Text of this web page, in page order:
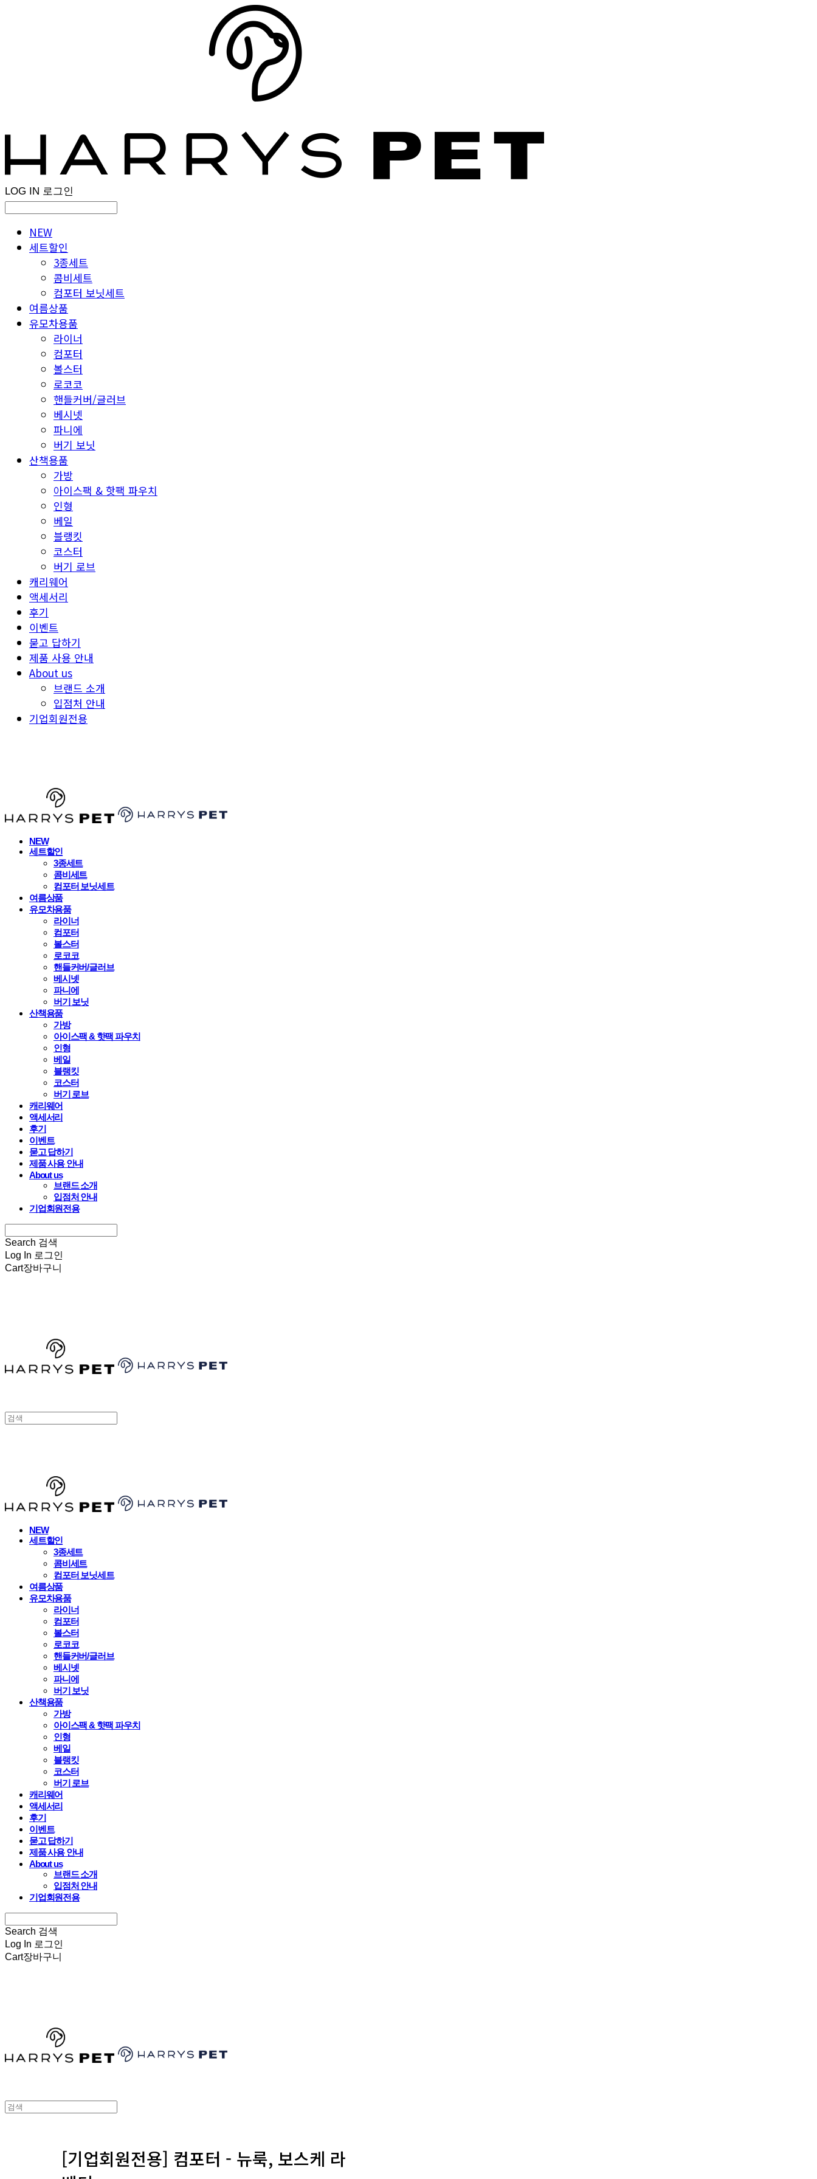
LOG IN 로그인
NEW
세트할인
3종세트
콤비세트
컴포터 보닛세트
여름상품
유모차용품
라이너
컴포터
볼스터
로코코
핸들커버/글러브
베시넷
파니에
버기 보닛
산책용품
가방
아이스팩 & 핫팩 파우치
인형
베일
블랭킷
코스터
버기 로브
캐리웨어
액세서리
후기
이벤트
묻고 답하기
제품 사용 안내
About us
브랜드 소개
입점처 안내
기업회원전용
NEW
세트할인
3종세트
콤비세트
컴포터 보닛세트
여름상품
유모차용품
라이너
컴포터
볼스터
로코코
핸들커버/글러브
베시넷
파니에
버기 보닛
산책용품
가방
아이스팩 & 핫팩 파우치
인형
베일
블랭킷
코스터
버기 로브
캐리웨어
액세서리
후기
이벤트
묻고 답하기
제품 사용 안내
About us
브랜드 소개
입점처 안내
기업회원전용
Search 검색
Log In 로그인
Cart장바구니
NEW
세트할인
3종세트
콤비세트
컴포터 보닛세트
여름상품
유모차용품
라이너
컴포터
볼스터
로코코
핸들커버/글러브
베시넷
파니에
버기 보닛
산책용품
가방
아이스팩 & 핫팩 파우치
인형
베일
블랭킷
코스터
버기 로브
캐리웨어
액세서리
후기
이벤트
묻고 답하기
제품 사용 안내
About us
브랜드 소개
입점처 안내
기업회원전용
Search 검색
Log In 로그인
Cart장바구니
[기업회원전용] 컴포터 - 뉴룩, 보스케 라